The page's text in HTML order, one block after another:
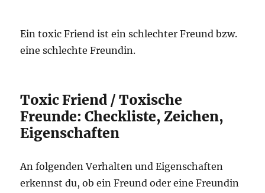
Ein toxic Friend ist ein schlechter Freund bzw.
eine schlechte Freundin.
Toxic Friend / Toxische
Freunde: Checkliste, Zeichen,
Eigenschaften
An folgenden Verhalten und Eigenschaften
erkennst du, ob ein Freund oder eine Freundin